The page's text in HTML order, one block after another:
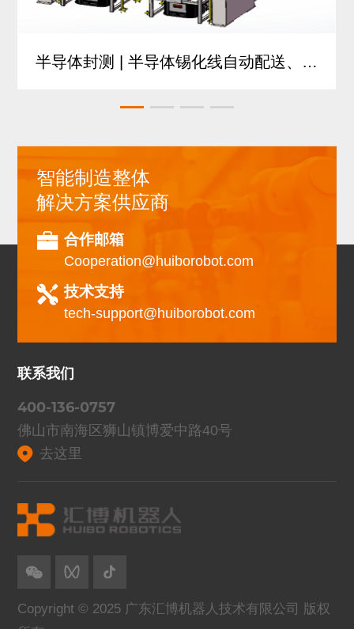
半导体封测 | 半导体锡化线自动配送、上
智能制造整体
解决方案供应商
合作邮箱
Cooperation@huiborobot.com
技术支持
tech-support@huiborobot.com
联系我们
400-136-0757
佛山市南海区狮山镇博爱中路40号
去这里
Copyright © 2025 广东汇博机器人技术有限公司 版权